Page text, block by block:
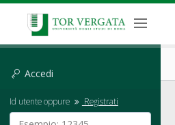
Accedi
Id utente oppure Registrati